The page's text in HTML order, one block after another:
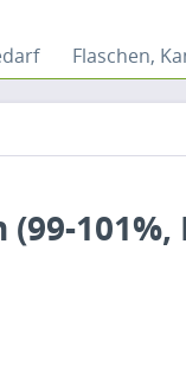
Flaschen,
101%,